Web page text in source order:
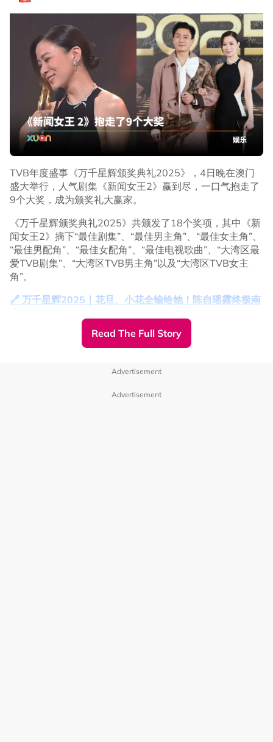
在餐厅外碰上互动
从网友分享的影片中看见，戴着渔夫帽和口罩的黄宗泽步出
餐厅后，坐在门口附近的李乘德看见对方后边站起来，两人
大方拥抱打招呼还聊了几句。
2012年和黄宗泽分手、2015年嫁人
翻看资料，黄宗泽和胡杏儿在2005年因合作《我的野蛮奶
奶》而谱出恋情，两人交往多年但最终在2012年宣告分
手。
胡杏儿和老公李乘德在2015年开始交往，年底两人结为夫
妻，婚后两人育有3名可爱的儿子——Brendan、Ryan和
Liam，胡杏儿不时在社交媒体上分享一家人的幸福时刻。
TVB年度盛事《万千星辉颁奖典礼2025》，4日晚在澳门
盛大举行，人气剧集《新闻女王2》赢到尽，一口气抱走了
9个大奖，成为颁奖礼大赢家。
《万千星辉颁奖典礼2025》共颁发了18个奖项，其中《新
闻女王2》摘下“最佳剧集”、“最佳男主角”、“最佳女主角”、
“最佳男配角”、“最佳女配角”、“最佳电视歌曲”、“大湾区最
爱TVB剧集”、“大湾区TVB男主角”以及“大湾区TVB女主
角”。
🔗 万千星辉2025｜花旦、小花全输给她！陈自瑶露终极南
🔗 万千星辉2025｜大型社死现场！“最佳男主持”Bob林盛
斌得当场把奖杯一分为二！
Read The Full Story
Advertisement
Advertisement